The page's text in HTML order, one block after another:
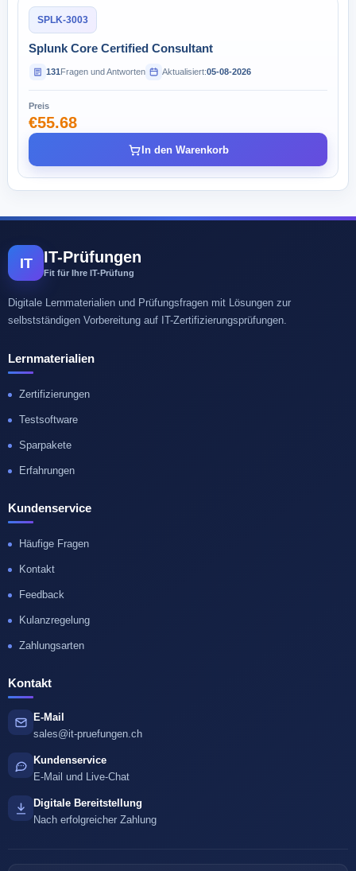
SPLK-3003
Splunk Core Certified Consultant
131Fragen und Antworten Aktualisiert:05-08-2026
Preis
€55.68
In den Warenkorb
IT IT-Prüfungen
Fit für Ihre IT-Prüfung
Digitale Lernmaterialien und Prüfungsfragen mit Lösungen zur
selbstständigen Vorbereitung auf IT-Zertifizierungsprüfungen.
Lernmaterialien
Zertifizierungen
Testsoftware
Sparpakete
Erfahrungen
Kundenservice
Häufige Fragen
Kontakt
Feedback
Kulanzregelung
Zahlungsarten
Kontakt
E-Mail
sales@it-pruefungen.ch
Kundenservice
E-Mail und Live-Chat
Digitale Bereitstellung
Nach erfolgreicher Zahlung